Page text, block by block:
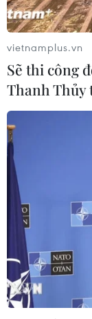
mất. Nợ
quốc nội
Trên thực tế,
thế giới đang
mô chưa
ra quyết
quá trình
Đó là lý do
chính Anh
thay đổi rất
tài chính
Anh.
Trong một
quan điều
nhận thấy
vietnamplus.vn
Sẽ thi công
Thanh Thủy